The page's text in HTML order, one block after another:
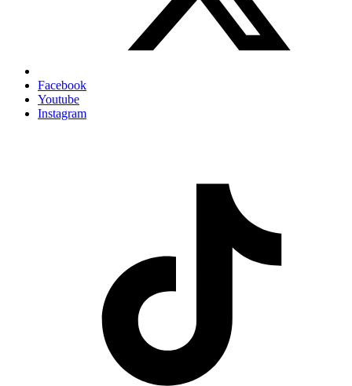
Facebook
Youtube
Instagram